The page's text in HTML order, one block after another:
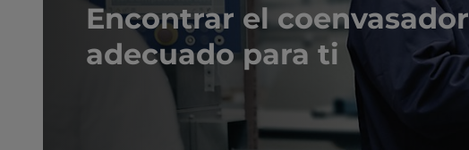
Encontrar el coenvasador
adecuado para ti